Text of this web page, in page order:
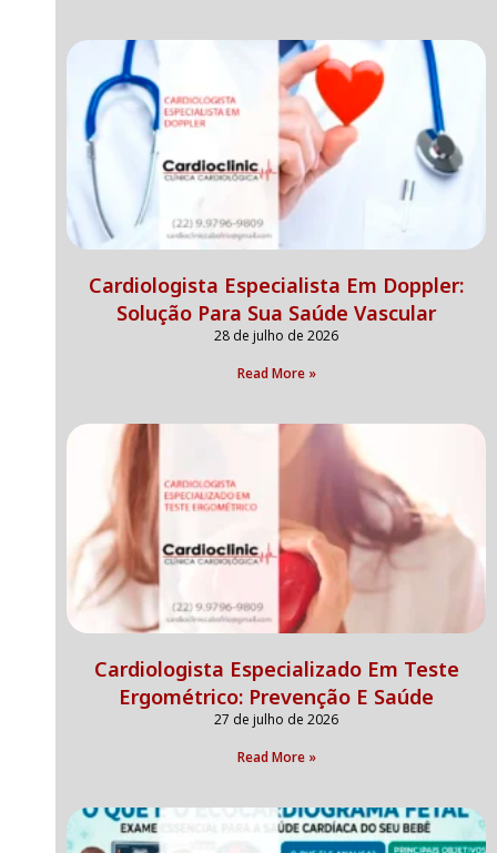
Cardiologista Especialista Em Doppler:
Solução Para Sua Saúde Vascular
28 de julho de 2026
Read More »
Cardiologista Especializado Em Teste
Ergométrico: Prevenção E Saúde
27 de julho de 2026
Read More »